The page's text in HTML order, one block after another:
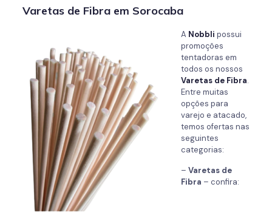
Varetas de Fibra em Sorocaba
A Nobbli possui
promoções
tentadoras em
todos os nossos
Varetas de Fibra.
Entre muitas
opções para
varejo e atacado,
temos ofertas nas
seguintes
categorias:
– Varetas de
Fibra – confira: